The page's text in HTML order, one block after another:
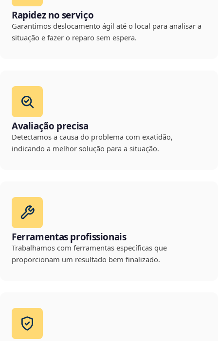
Rapidez no serviço
Garantimos deslocamento ágil até o local para analisar a
situação e fazer o reparo sem espera.
Avaliação precisa
Detectamos a causa do problema com exatidão,
indicando a melhor solução para a situação.
Ferramentas profissionais
Trabalhamos com ferramentas específicas que
proporcionam um resultado bem finalizado.